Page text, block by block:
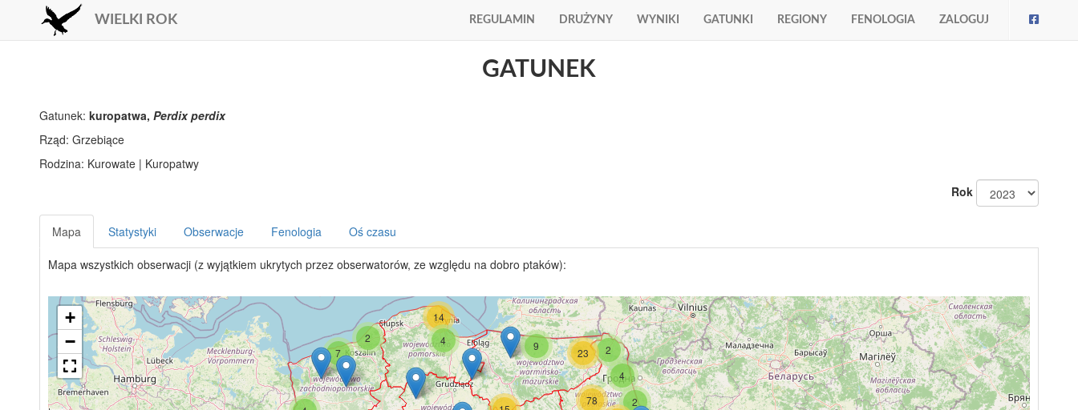
WIELKI ROK REGULAMIN DRUŻYNY WYNIKI GATUNKI REGIONY FENOLOGIA ZALOGUJ
GATUNEK
Gatunek: kuropatwa, Perdix perdix
Rząd: Grzebiące
Rodzina: Kurowate | Kuropatwy
Rok
Mapa Statystyki Obserwacje Fenologia Oś czasu
Mapa wszystkich obserwacji (z wyjątkiem ukrytych przez obserwatorów, ze względu na dobro ptaków):
2
7
4
14
4
2
9
23
78 2
+
−